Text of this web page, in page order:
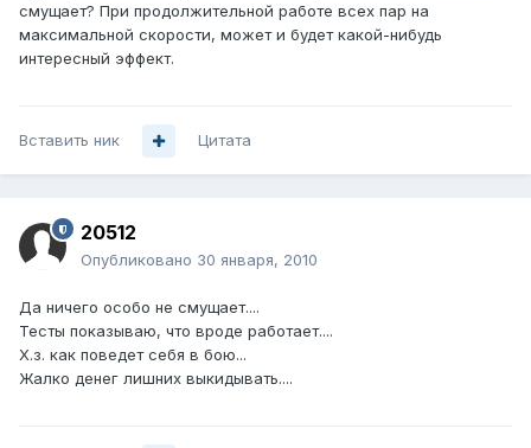
смущает? При продолжительной работе всех пар на
максимальной скорости, может и будет какой-нибудь
интересный эффект.
Вставить ник Цитата
20512
Опубликовано 30 января, 2010
Да ничего особо не смущает....
Тесты показываю, что вроде работает....
Х.з. как поведет себя в бою...
Жалко денег лишних выкидывать....